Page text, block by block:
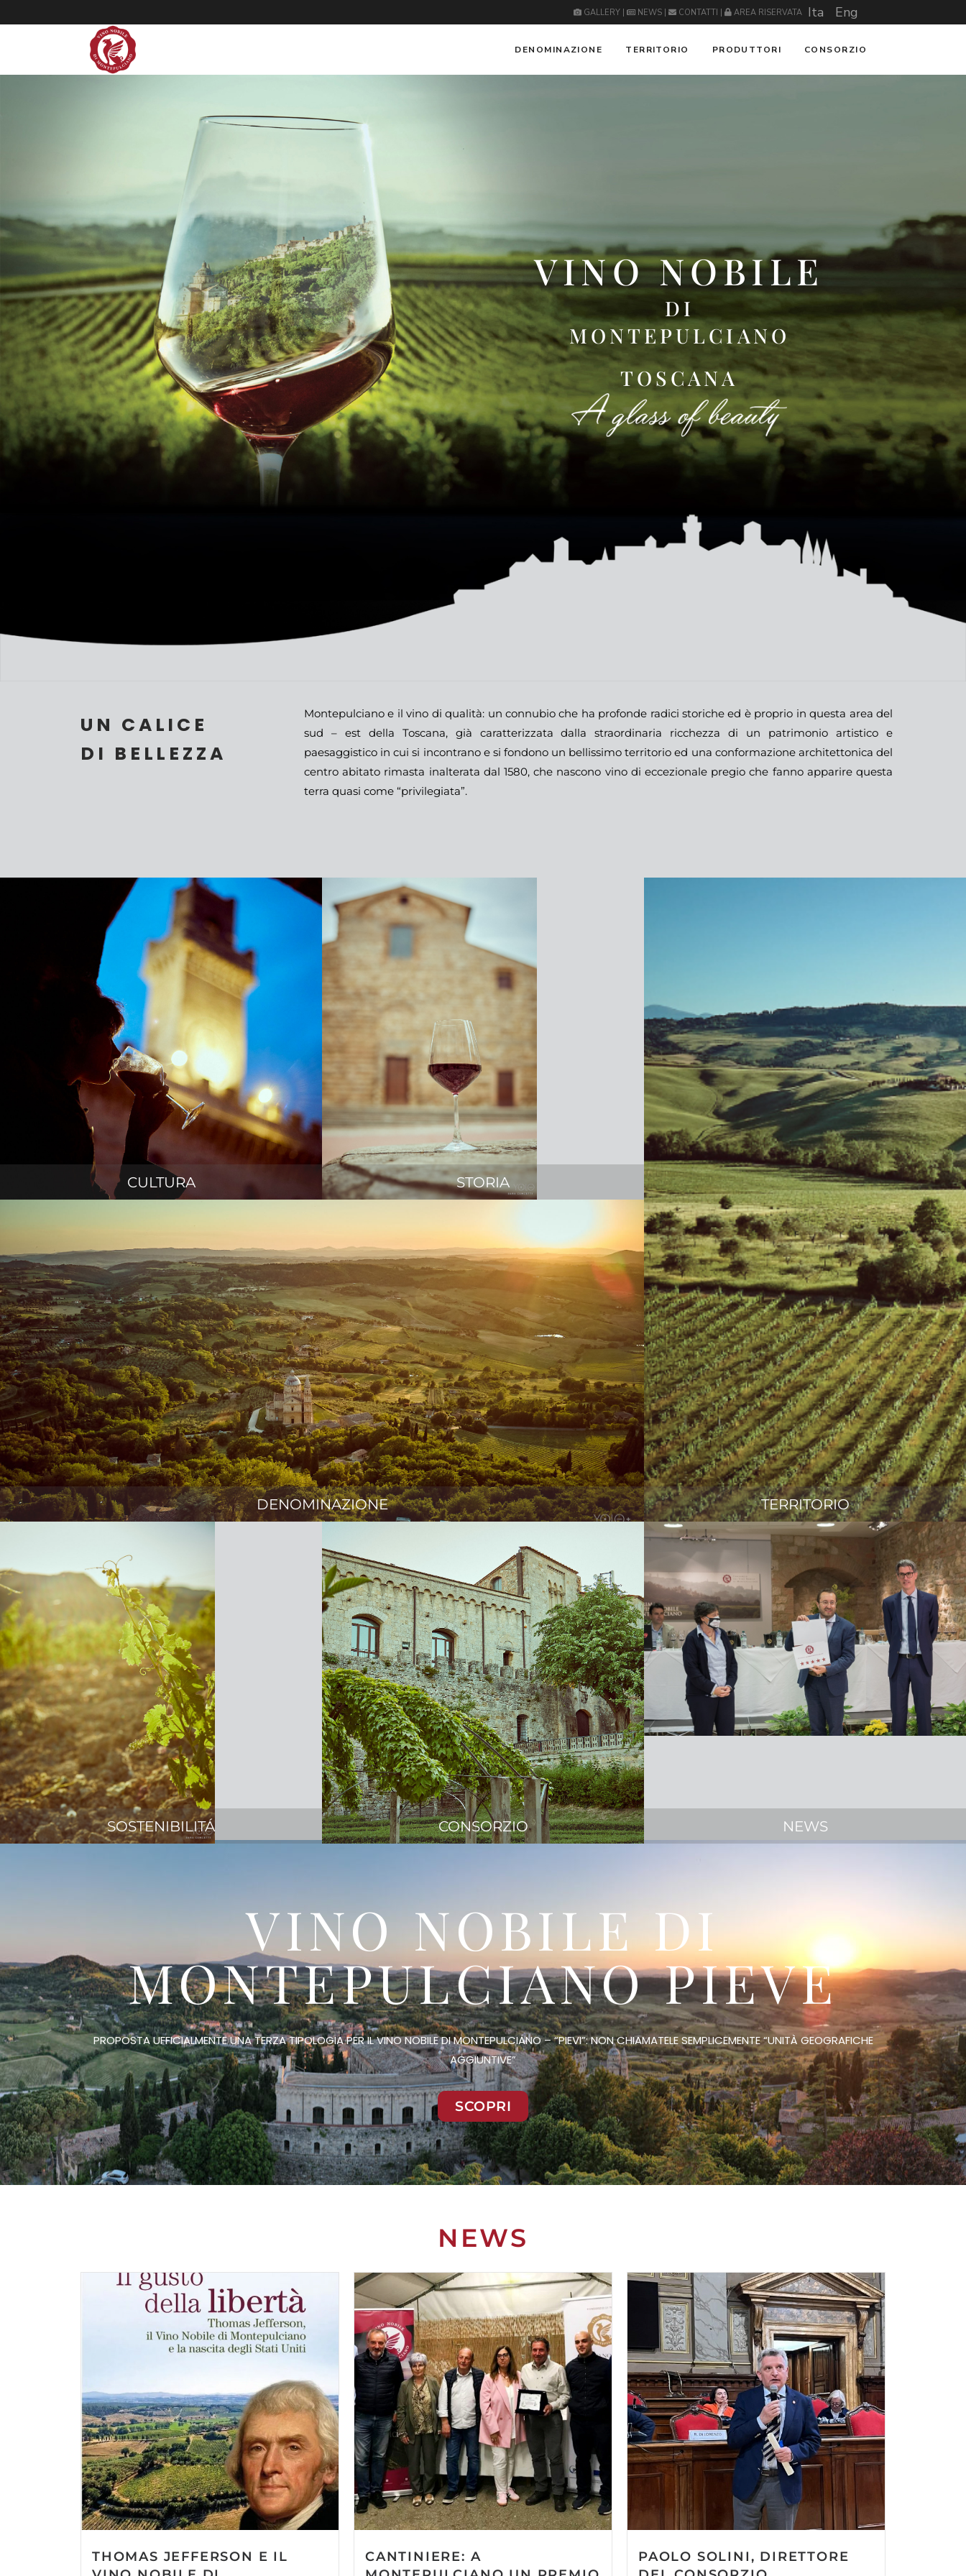
GALLERY NEWS CONTATTI AREA RISERVATA Ita Eng
DENOMINAZIONE TERRITORIO PRODUTTORI CONSORZIO
VINO NOBILE
DI
MONTEPULCIANO
TOSCANA
UN CALICE
DI BELLEZZA
Montepulciano e il vino di qualità: un connubio che ha profonde radici storiche ed è proprio in questa area del
sud – est della Toscana, già caratterizzata dalla straordinaria ricchezza di un patrimonio artistico e
paesaggistico in cui si incontrano e si fondono un bellissimo territorio ed una conformazione architettonica del
centro abitato rimasta inalterata dal 1580, che nascono vino di eccezionale pregio che fanno apparire questa
terra quasi come “privilegiata”.
CULTURA STORIA
TERRITORIO
DENOMINAZIONE
SOSTENIBILITÁ CONSORZIO NEWS
VINO NOBILE DI
MONTEPULCIANO PIEVE
PROPOSTA UFFICIALMENTE UNA TERZA TIPOLOGIA PER IL VINO NOBILE DI MONTEPULCIANO – “PIEVI”: NON CHIAMATELE SEMPLICEMENTE “UNITÀ GEOGRAFICHE
AGGIUNTIVE”
SCOPRI
NEWS
THOMAS JEFFERSON E IL
CANTINIERE: A
PAOLO SOLINI, DIRETTORE